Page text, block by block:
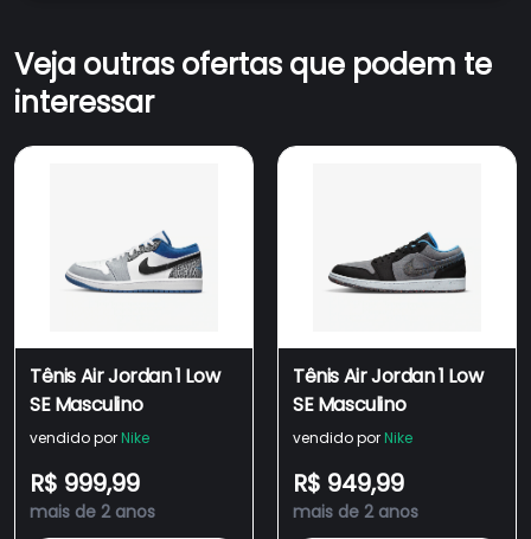
Veja outras ofertas que podem te
interessar
Tênis Air Jordan 1 Low
SE Masculino
vendido por Nike
R$ 999,99
mais de 2 anos
Tênis Air Jordan 1 Low
SE Masculino
vendido por Nike
R$ 949,99
mais de 2 anos